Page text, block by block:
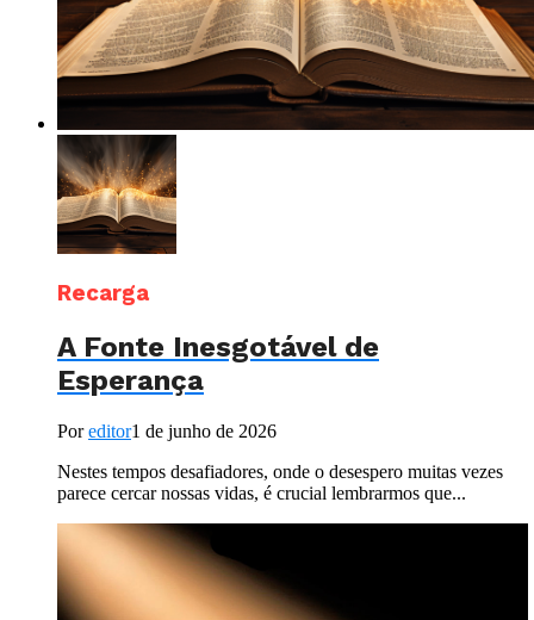
Recarga
A Fonte Inesgotável de
Esperança
Poreditor1 de junho de 2026
Nestes tempos desafiadores, onde o desespero muitas vezes
parece cercar nossas vidas, é crucial lembrarmos que...